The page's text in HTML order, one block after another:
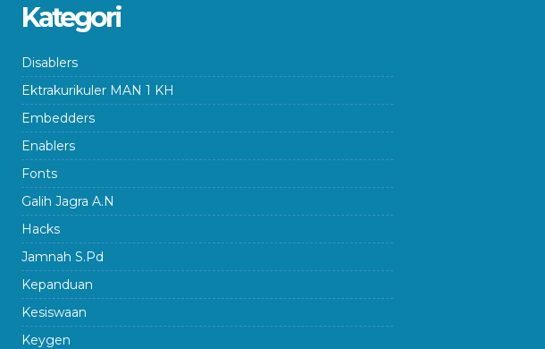
Kategori
Disablers
Ektrakurikuler MAN 1 KH
Embedders
Enablers
Fonts
Galih Jagra A.N
Hacks
Jamnah S.Pd
Kepanduan
Kesiswaan
Keygen